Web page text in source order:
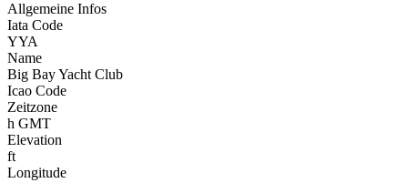
Allgemeine Infos
Iata Code
YYA
Name
Big Bay Yacht Club
Icao Code
Zeitzone
h GMT
Elevation
ft
Longitude